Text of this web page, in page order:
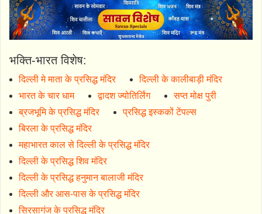
भक्ति-भारत विशेष:
दिल्ली मे माता के प्रसिद्ध मंदिर
दिल्ली के कालीबाड़ी मंदिर
भारत के चार धाम
द्वादश ज्योतिर्लिंग
सप्त मोक्ष पुरी
ब्रजभूमि के प्रसिद्ध मंदिर
प्रसिद्ध इस्ककों टेंपल्स
बिरला के प्रसिद्ध मंदिर
महाभारत काल से दिल्ली के प्रसिद्ध मंदिर
दिल्ली के प्रसिद्ध शिव मंदिर
दिल्ली के प्रसिद्ध हनुमान बालाजी मंदिर
दिल्ली और आस-पास के प्रसिद्ध मंदिर
सिरसागंज के प्रसिद्ध मंदिर